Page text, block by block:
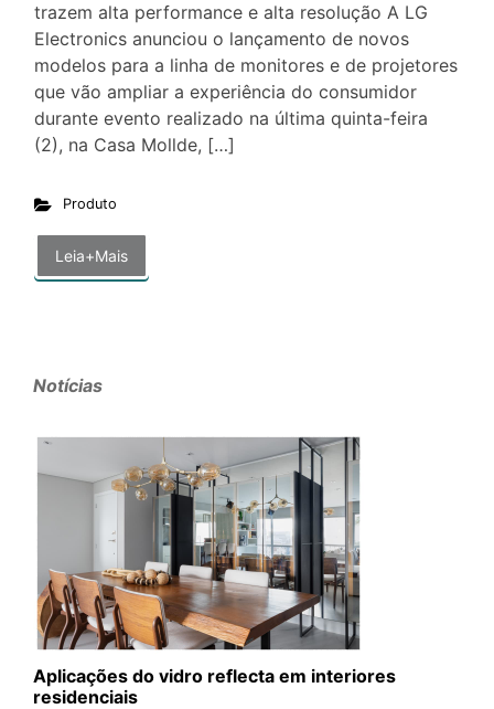
trazem alta performance e alta resolução A LG
Electronics anunciou o lançamento de novos
modelos para a linha de monitores e de projetores
que vão ampliar a experiência do consumidor
durante evento realizado na última quinta-feira
(2), na Casa Mollde, […]
Produto
Leia+Mais
Notícias
Aplicações do vidro reflecta em interiores
residenciais